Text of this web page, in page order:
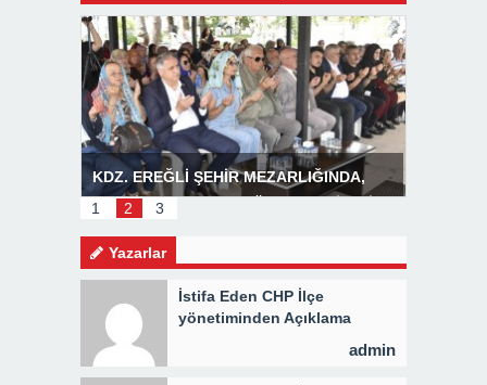
KDZ. EREĞLİ ŞEHİR MEZARLIĞINDA,
MEVLİD PROGRAMI DÜZENLENDİ 3 BİN
1
2 3
Yazarlar
İstifa Eden CHP İlçe
yönetiminden Açıklama
admin